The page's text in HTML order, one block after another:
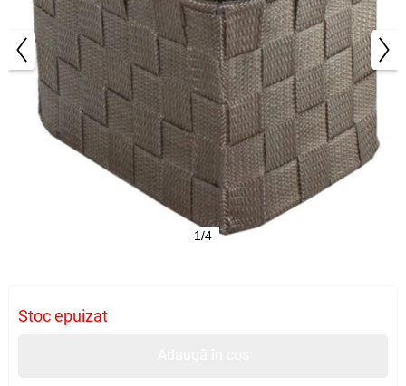
1/4
Stoc epuizat